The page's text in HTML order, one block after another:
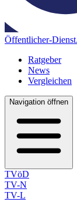
Öffentlicher-
Ratgeber
News
Vergleichen
Navigation öffnen
TVöD
TV-N
TV-L